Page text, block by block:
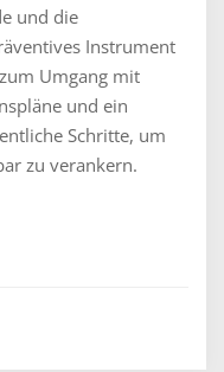
und die
Instrument
Umgang mit
und ein
Schritte, um
zu verankern.